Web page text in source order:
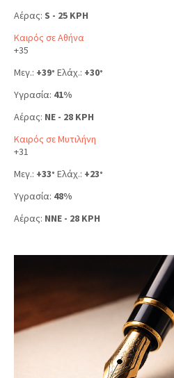
Αέρας: S - 25 KPH
Καιρός σε Αθήνα
+35
Μεγ.: +39° Ελάχ.: +30°
Υγρασία: 41%
Αέρας: NE - 28 KPH
Καιρός σε Μυτιλήνη
+31
Μεγ.: +33° Ελάχ.: +23°
Υγρασία: 48%
Αέρας: NNE - 28 KPH